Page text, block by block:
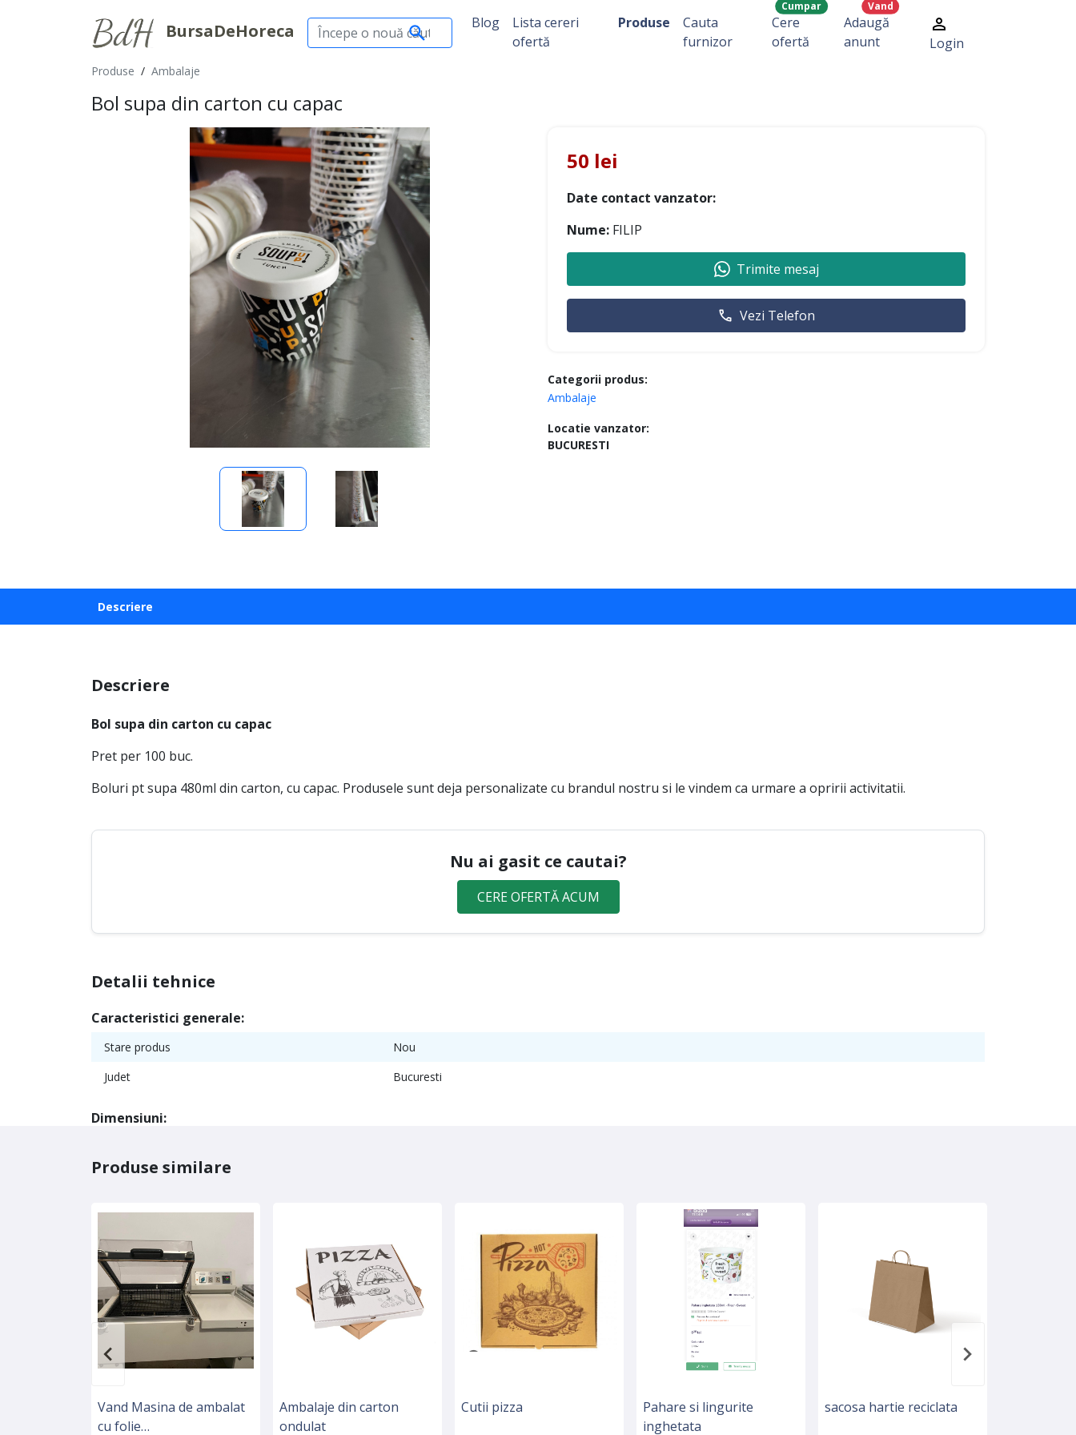
BursaDeHoreca Blog
Lista cereri
ofertă
Produse
Cauta
furnizor
Cere
ofertă
Cumpar
Adaugă
anunt
Vand
Login
Produse / Ambalaje
Bol supa din carton cu capac
Categorii produs:
Ambalaje
Locatie vanzator:
BUCURESTI
50 lei
Date contact vanzator:
Nume: FILIP
Trimite mesaj
Vezi Telefon
Descriere
Descriere
Bol supa din carton cu capac
Pret per 100 buc.
Boluri pt supa 480ml din carton, cu capac. Produsele sunt deja personalizate cu brandul nostru si le vindem ca urmare a opririi activitatii.
Nu ai gasit ce cautai?
CERE OFERTĂ ACUM
Detalii tehnice
Caracteristici generale:
Stare produs
Nou
Judet
Bucuresti
Dimensiuni:
Produse similare
Vand Masina de ambalat
cu folie
Ambalaje din carton
ondulat
Cutii pizza
Pahare si lingurite
inghetata
sacosa hartie reciclata